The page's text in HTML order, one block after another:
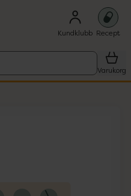
Kundklubb Recept
Varukorg